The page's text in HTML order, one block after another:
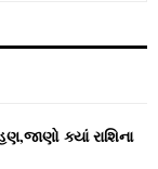
ક્યાં રાશિના